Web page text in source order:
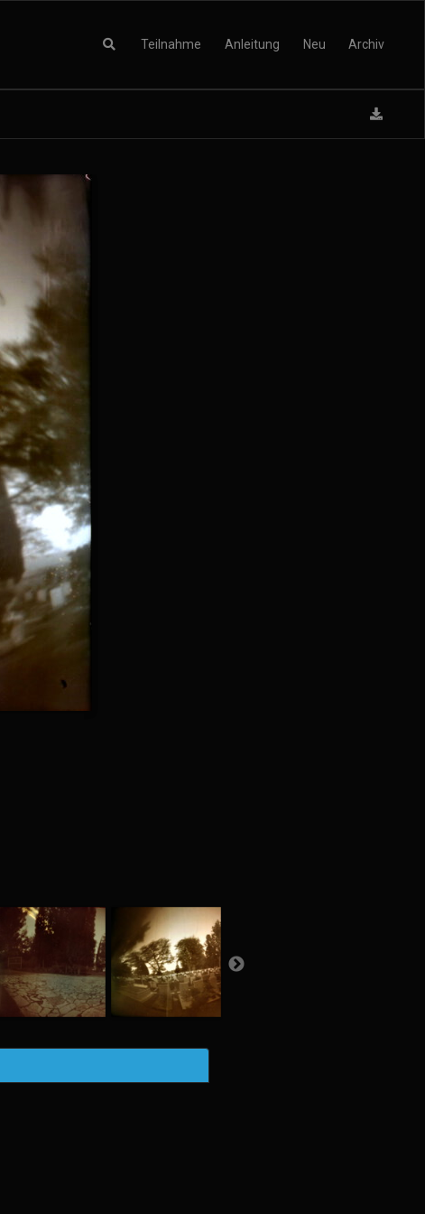
Teilnahme Anleitung Neu Archiv